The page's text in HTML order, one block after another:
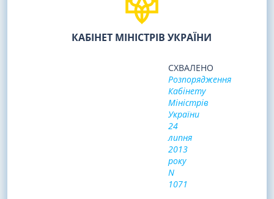
КАБІНЕТ МІНІСТРІВ УКРАЇНИ
СХВАЛЕНО
Розпорядження
Кабінету
Міністрів
України
24
липня
2013
року
N
1071